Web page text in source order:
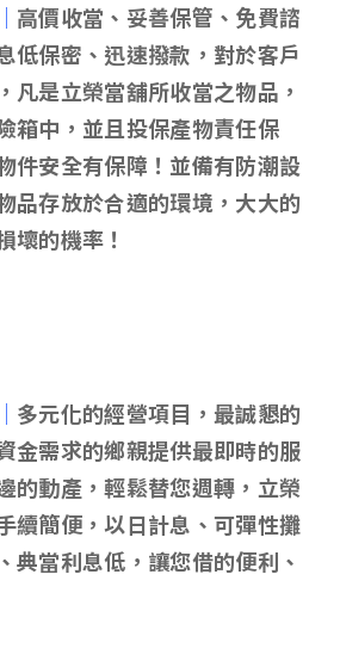
高價收當、妥善保管、免費諮
低保密、迅速撥款，對於客戶
凡是立榮當舖所收當之物品，
箱中，並且投保產物責任保
件安全有保障！並備有防潮設
品存放於合適的環境，大大的
壞的機率！
多元化的經營項目，最誠懇的
金需求的鄉親提供最即時的服
的動產，輕鬆替您週轉，立榮
續簡便，以日計息、可彈性攤
典當利息低，讓您借的便利、